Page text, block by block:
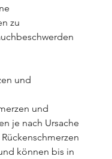
zu
und
und
je nach Ursache
können bis in